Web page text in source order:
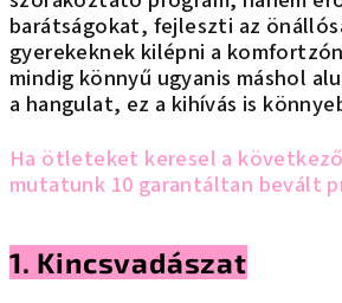
barátságokat, fejleszti az
gyerekeknek kilépni a
mindig könnyű ugyanis máshol
a hangulat, ez a kihívás is
Ha ötleteket keresel a
mutatunk 10 garantáltan bevált
1. Kincsvadászat